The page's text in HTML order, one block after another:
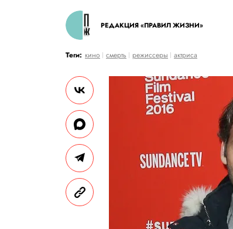
РЕДАКЦИЯ «ПРАВИЛ ЖИЗНИ»
Теги: кино смерть режиссеры актриса